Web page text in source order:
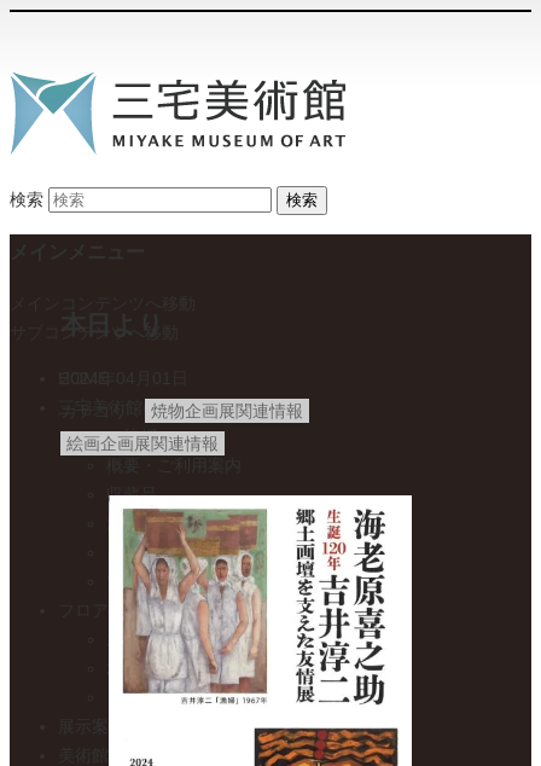
検索
三宅美術館について
ご挨拶
収蔵品
オリジナルグッズのご紹介
目的および事業
電子公告
フロアガイド
1F – 焼き物展示室
2F – 絵画展示室
カフェ トワ・メゾン
美術館便り
焼物企画展関連情報
絵画企画展関連情報